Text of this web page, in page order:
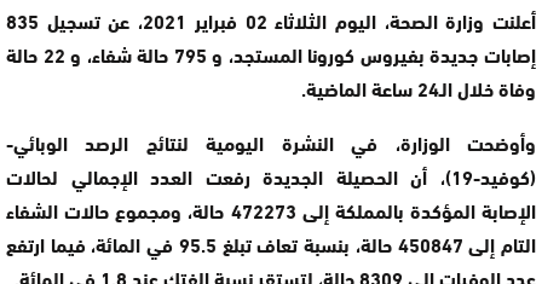
أعلنت وزارة الصحة، اليوم الثلاثاء 02 فبراير 2021، عن تسجيل 835
إصابات جديدة بفيروس كورونا المستجد، و 795 حالة شفاء، و 22 حالة
وفاة خلال الـ24 ساعة الماضية.
وأوضحت الوزارة، في النشرة اليومية لنتائج الرصد الوبائي-
(كوفيد-19)، أن الحصيلة الجديدة رفعت العدد الإجمالي لحالات
الإصابة المؤكدة بالمملكة إلى 472273 حالة، ومجموع حالات الشفاء
التام إلى 450847 حالة، بنسبة تعاف تبلغ 95.5 في المائة، فيما ارتفع